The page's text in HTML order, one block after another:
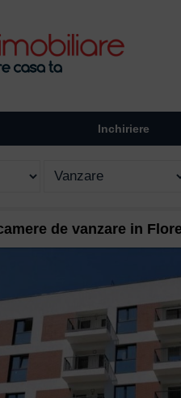
Inchiriere
de vanzare in